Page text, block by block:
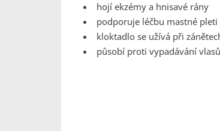
hojí ekzémy a hnisavé rány
podporuje léčbu mastné pleti
kloktadlo se užívá při
působí proti vypadávání vlasů